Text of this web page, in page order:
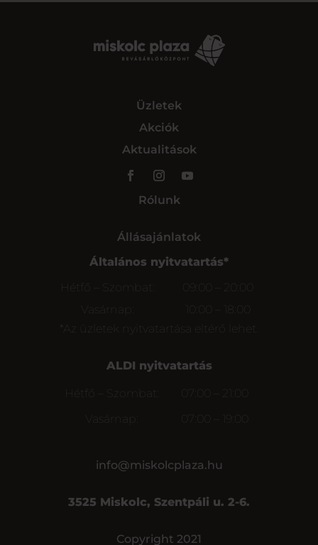
Üzletek
Akciók
Aktualitások
Rólunk
Állásajánlatok
Általános nyitvatartás*
Hétfő – Szombat:
09:00 – 20:00
Vasárnap:
*Az üzletek nyitvatartása eltérő lehet.
ALDI nyitvatartás
Hétfő – Szombat:
07:00 – 21:00
Vasárnap:
info@miskolcplaza.hu
3525 Miskolc, Szentpáli u. 2-6.
Copyright 2021